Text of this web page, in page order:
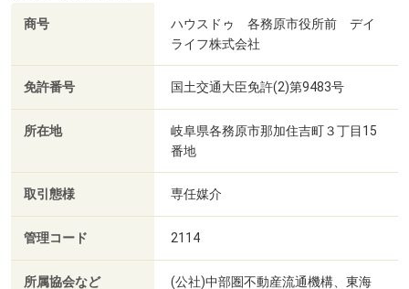
商号
ハウスドゥ 各務原市役所前 デイ
ライフ株式会社
免許番号 国土交通大臣免許(2)第9483号
所在地
岐阜県各務原市那加住吉町３丁目15
番地
取引態様 専任媒介
管理コード 2114
所属協会など
(公社)中部圏不動産流通機構、東海